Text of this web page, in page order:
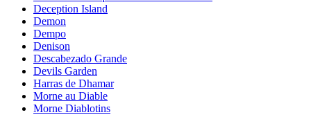
Deception Island
Demon
Dempo
Denison
Descabezado Grande
Devils Garden
Harras de Dhamar
Morne au Diable
Morne Diablotins